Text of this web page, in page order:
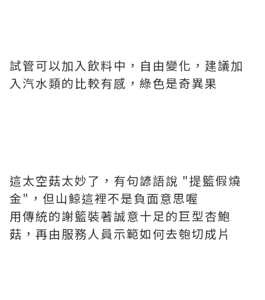
試管可以加入飲料中，自由變化，建議加
入汽水類的比較有感，綠色是奇異果
這太空菇太妙了，有句諺語說 "提籃假燒
金"，但山鯨這裡不是負面意思喔
用傳統的謝籃裝著誠意十足的巨型杏鮑
菇，再由服務人員示範如何去匏切成片